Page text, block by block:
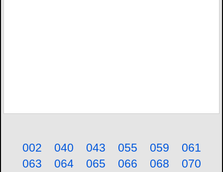
002 040 043 055 059
061
063
064 065 066 068
070